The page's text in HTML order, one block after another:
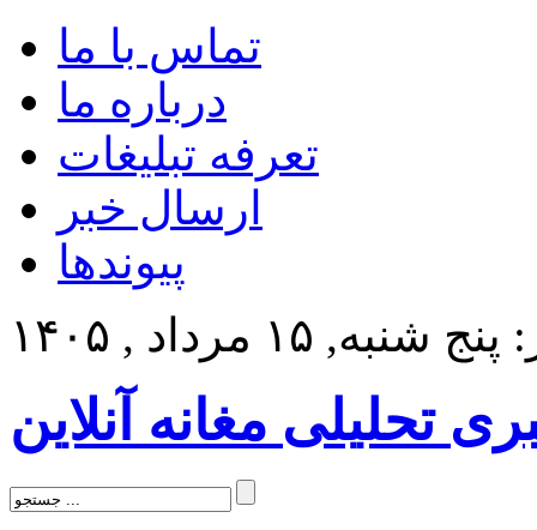
تماس با ما
درباره ما
تعرفه تبلیغات
ارسال خبر
پیوندها
۱۵ مرداد , ۱۴۰۵
تحلیلی مغانه آنلاین